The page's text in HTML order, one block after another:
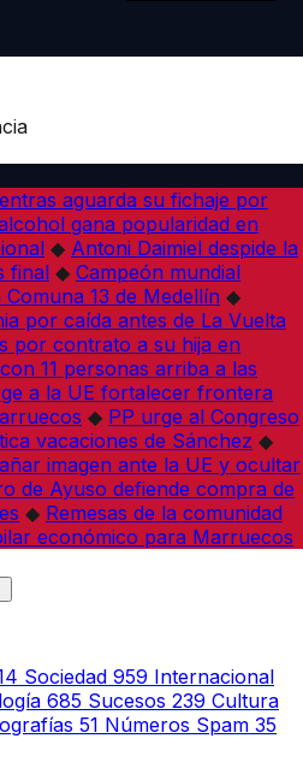
aguarda su fichaje por
gana popularidad en
◆ Antoni Daimiel despide la
final ◆ Campeón mundial
13 de Medellín ◆
por caída antes de La Vuelta
por contrato a su hija en
11 personas arriba a las
a la UE fortalecer frontera
◆ PP urge al Congreso
vacaciones de Sánchez ◆
imagen ante la UE y ocultar
de Ayuso defiende compra de
◆ Remesas de la comunidad
económico para Marruecos
Sociedad 959 Internacional
685 Sucesos 239 Cultura
51 Números Spam 35